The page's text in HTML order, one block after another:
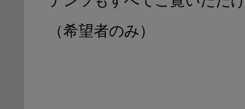
（希望者のみ）